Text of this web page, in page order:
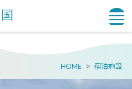
HOME 宿泊施設